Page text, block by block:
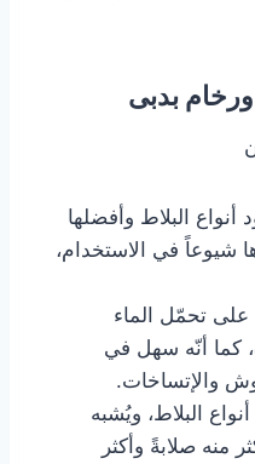
بدبى
البلاط وأفضلها
شيوعاً في الاستخدام،
على تحمّل الماء
كما أنّه سهل في
والإتساخات.
البلاط، ويُشبه
منه صلابةً وأكثر